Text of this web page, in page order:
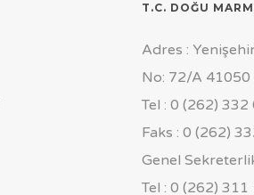
T.C. DOĞU
Adres :
No: 72/A 41050
Tel : 0 (262)
Faks : 0 (262)
Genel
Tel : 0 (262)